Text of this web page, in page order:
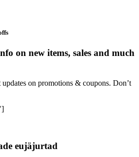
on new items, sales and much
on promotions & coupons. Don’t
eujäjurtad